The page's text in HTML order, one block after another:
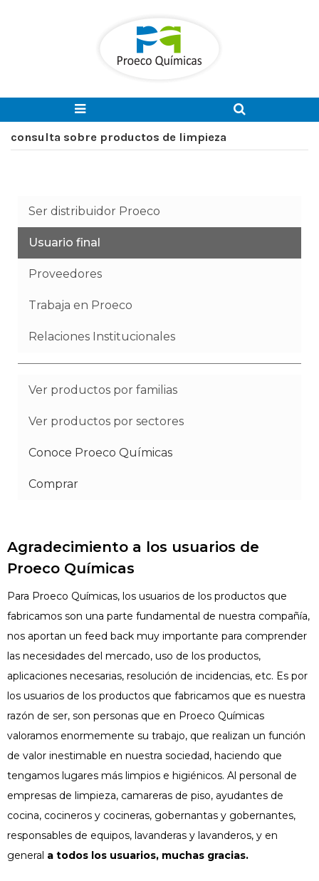
consulta sobre productos de limpieza
Ser distribuidor Proeco
Usuario final
Proveedores
Trabaja en Proeco
Relaciones Institucionales
Ver productos por familias
Ver productos por sectores
Conoce Proeco Químicas
Comprar
Agradecimiento a los usuarios de
Proeco Químicas
Para Proeco Químicas, los usuarios de los productos que
fabricamos son una parte fundamental de nuestra compañía,
nos aportan un feed back muy importante para comprender
las necesidades del mercado, uso de los productos,
aplicaciones necesarias, resolución de incidencias, etc. Es por
los usuarios de los productos que fabricamos que es nuestra
razón de ser, son personas que en Proeco Químicas
valoramos enormemente su trabajo, que realizan un función
de valor inestimable en nuestra sociedad, haciendo que
tengamos lugares más limpios e higiénicos. Al personal de
empresas de limpieza, camareras de piso, ayudantes de
cocina, cocineros y cocineras, gobernantas y gobernantes,
responsables de equipos, lavanderas y lavanderos, y en
general a todos los usuarios, muchas gracias.